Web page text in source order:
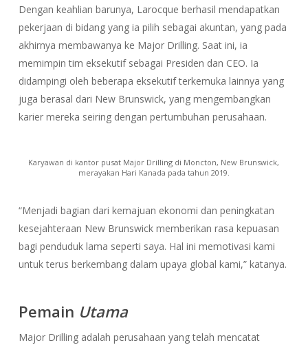
Dengan keahlian barunya, Larocque berhasil mendapatkan
pekerjaan di bidang yang ia pilih sebagai akuntan, yang pada
akhirnya membawanya ke Major Drilling. Saat ini, ia
memimpin tim eksekutif sebagai Presiden dan CEO. Ia
didampingi oleh beberapa eksekutif terkemuka lainnya yang
juga berasal dari New Brunswick, yang mengembangkan
karier mereka seiring dengan pertumbuhan perusahaan.
Karyawan di kantor pusat Major Drilling di Moncton, New Brunswick,
merayakan Hari Kanada pada tahun 2019.
“Menjadi bagian dari kemajuan ekonomi dan peningkatan
kesejahteraan New Brunswick memberikan rasa kepuasan
bagi penduduk lama seperti saya. Hal ini memotivasi kami
untuk terus berkembang dalam upaya global kami,” katanya.
Pemain Utama
Major Drilling adalah perusahaan yang telah mencatat